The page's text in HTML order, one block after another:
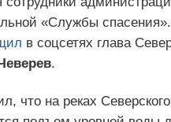
«Службы
в соцсетях глава
.
что на реках